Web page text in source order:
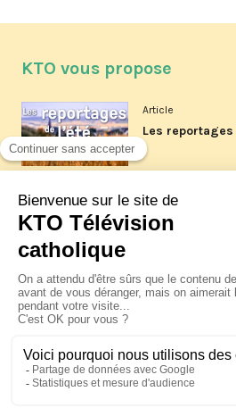
KTO vous propose
Article
Les reportages
Article
La visite
XIV à Assise à
Article
Le pape en